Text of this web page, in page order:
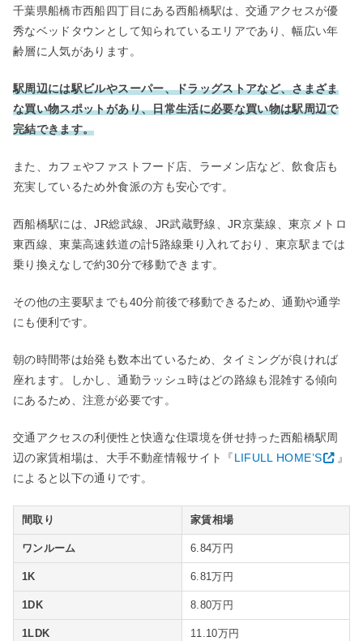
千葉県船橋市西船四丁目にある西船橋駅は、交通アクセスが優
秀なベッドタウンとして知られているエリアであり、幅広い年
齢層に人気があります。
駅周辺には駅ビルやスーパー、ドラッグストアなど、さまざま
な買い物スポットがあり、日常生活に必要な買い物は駅周辺で
完結できます。
また、カフェやファストフード店、ラーメン店など、飲食店も
充実しているため外食派の方も安心です。
西船橋駅には、JR総武線、JR武蔵野線、JR京葉線、東京メトロ
東西線、東葉高速鉄道の計5路線乗り入れており、東京駅までは
乗り換えなしで約30分で移動できます。
その他の主要駅までも40分前後で移動できるため、通勤や通学
にも便利です。
朝の時間帯は始発も数本出ているため、タイミングが良ければ
座れます。しかし、通勤ラッシュ時はどの路線も混雑する傾向
にあるため、注意が必要です。
交通アクセスの利便性と快適な住環境を併せ持った西船橋駅周
辺の家賃相場は、大手不動産情報サイト『LIFULL HOME’S
』
によると以下の通りです。
間取り 家賃相場
ワンルーム 6.84万円
1K 6.81万円
1DK 8.80万円
1LDK 11.10万円